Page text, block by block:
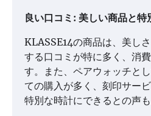
良い口コミ: 美しい商品と特
KLASSE14の商品は、美し
する口コミが特に多く、消
す。また、ペアウォッチと
ての購入が多く、刻印サー
特別な時計にできるとの声も